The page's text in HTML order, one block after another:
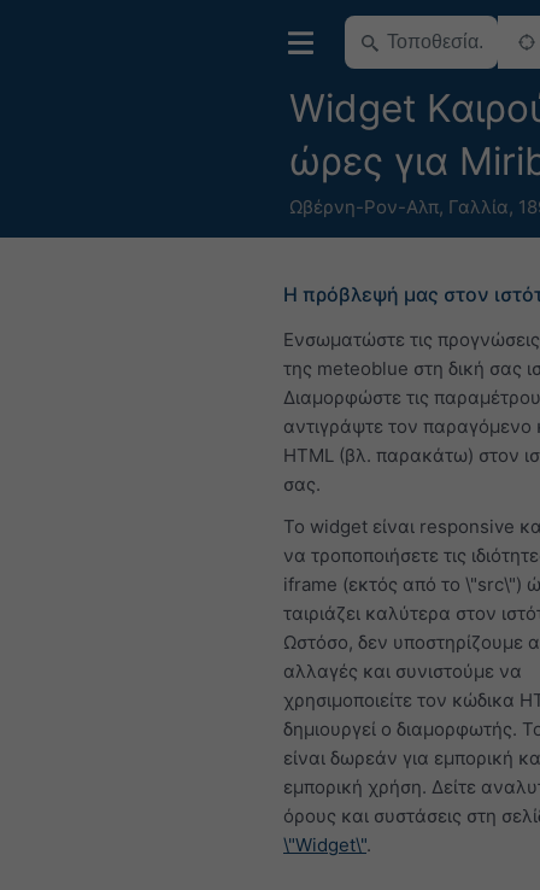
Widget
ώρες για
Ωβέρνη-Ρον-Αλπ, Γαλλία,
Η πρόβλεψή μας στον
Ενσωματώστε τις
της meteoblue στη δική σας
Διαμορφώστε τις
αντιγράψτε τον παραγόμενο
HTML (βλ. παρακάτω) στον
σας.
Το widget είναι responsive
να τροποποιήσετε τις
iframe (εκτός από το \"src\")
ταιριάζει καλύτερα στον
Ωστόσο, δεν υποστηρίζουμε
αλλαγές και συνιστούμε να
χρησιμοποιείτε τον κώδικα
δημιουργεί ο διαμορφωτής.
είναι δωρεάν για εμπορική
εμπορική χρήση. Δείτε
όρους και συστάσεις στη
\"Widget\".